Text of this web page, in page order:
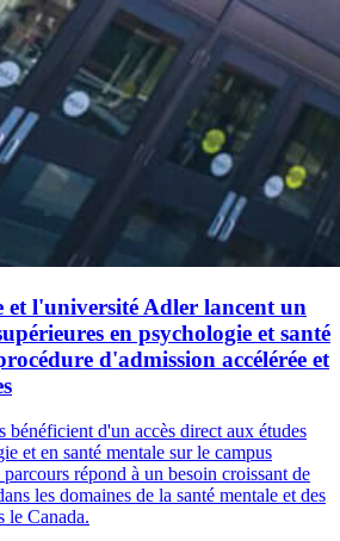
et l'université Adler lancent un
en psychologie et santé
d'admission accélérée et
bénéficient d'un accès direct aux études
et en santé mentale sur le campus
répond à un besoin croissant de
les domaines de la santé mentale et des
le Canada.